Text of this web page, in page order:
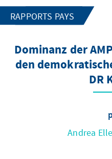
RAPPORTS PAYS
Dominanz der
den
DR
Andrea